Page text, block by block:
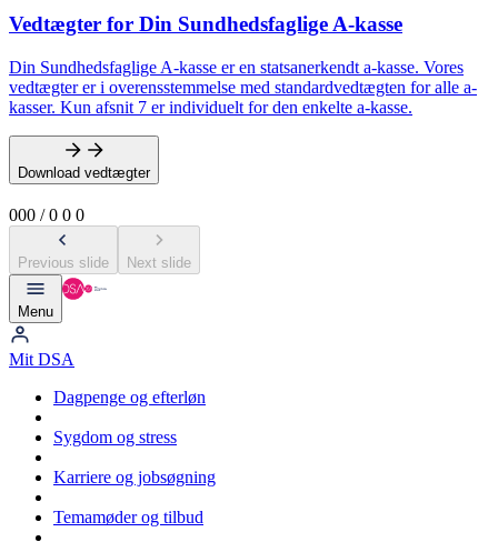
Vedtægter for Din Sundhedsfaglige A-kasse
Din Sundhedsfaglige A-kasse er en statsanerkendt a-kasse. Vores
vedtægter er i overensstemmelse med standardvedtægten for alle a-
kasser. Kun afsnit 7 er individuelt for den enkelte a-kasse.
Download vedtægter
000 / 0 0 0
Previous slide Next slide
Menu
Mit DSA
Dagpenge og efterløn
Sygdom og stress
Karriere og jobsøgning
Temamøder og tilbud